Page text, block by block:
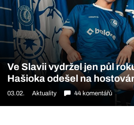
Ve Slavii vydržel jen půl
Hašioka odešel na
03.02. Aktuality 44 komentářů